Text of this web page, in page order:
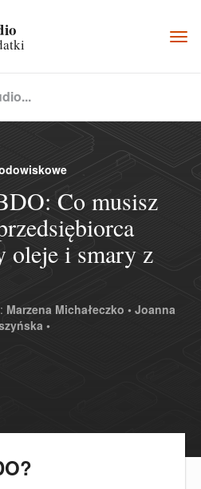
results.
Co musisz
oleje i smary z
Marzena Michałeczko • Joanna
•